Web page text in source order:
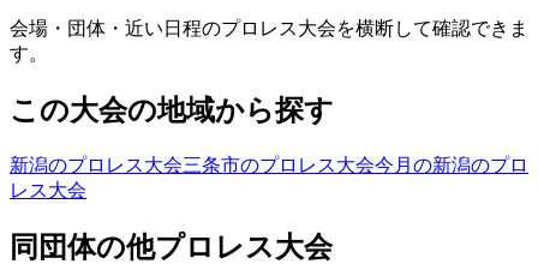
会場・団体・近い日程のプロレス大会を横断して確認できま
す。
この大会の地域から探す
新潟のプロレス大会三条市のプロレス大会今月の新潟のプロ
レス大会
同団体の他プロレス大会